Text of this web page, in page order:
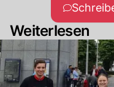
Weiterlesen